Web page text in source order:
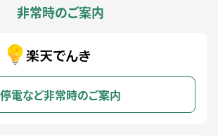
非常時のご案内
停電など非常時のご案内